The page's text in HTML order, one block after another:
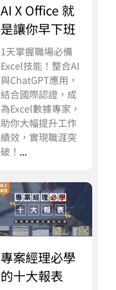
AI X Office 就
是讓你早下班
1天掌握職場必備
Excel技能！整合AI
與ChatGPT應用，
結合國際認證，成
為Excel數據專家，
助你大幅提升工作
績效，實現職涯突
破！ ...
專案經理必學
的十大報表